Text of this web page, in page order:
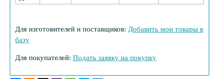
Для изготовителей и поставщиков: Добавить мои товары в
базу
Для покупателей: Подать заявку на покупку